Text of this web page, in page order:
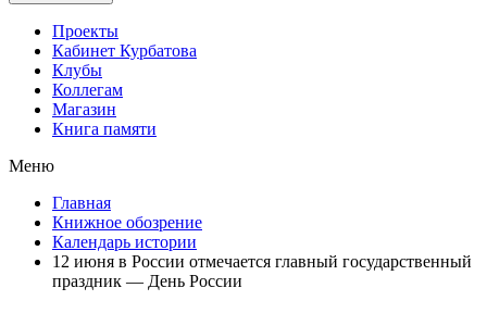
Проекты
Кабинет Курбатова
Клубы
Коллегам
Магазин
Книга памяти
Меню
Главная
Книжное обозрение
Календарь истории
12 июня в России отмечается главный государственный
праздник — День России